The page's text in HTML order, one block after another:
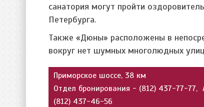
санатория могут пройти
Петербурга.
Также «Дюны» расположены в
вокруг нет шумных многолюдных
Приморское шоссе, 38 км
Отдел бронирования - (812) 437-77-77,
(812) 437-46-56